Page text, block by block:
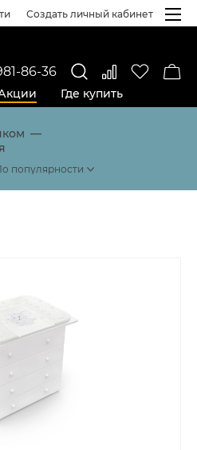
Создать личный кабинет
Где купить
86-36